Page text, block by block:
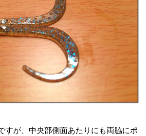
すが、中央部側面あたりにも両脇にポ